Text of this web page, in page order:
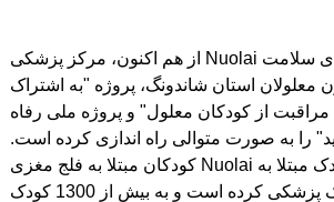
از هم اکنون، مرکز پزشکی Nuolai با همکاری بنیاد ارتقای سلامت
معلولان استان شاندونگ، پروژه "به اشتراک
مراقبت از کودکان معلول" و پروژه ملی رفاه
را به صورت متوالی راه اندازی کرده است.
کودکان مبتلا به فلج مغزی Nuolai به حدود 15000 کودک مبتلا به
اختلالات عصبی کمک پزشکی کرده است و به بیش از 1300 کودک